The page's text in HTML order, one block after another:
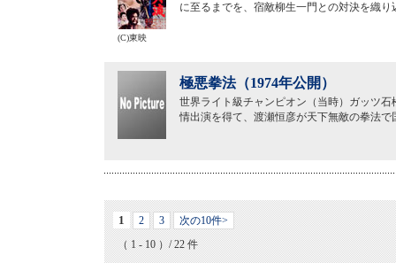
に至るまでを、宿敵柳生一門との対決を織
(C)東映
極悪拳法（1974年公開）
世界ライト級チャンピオン（当時）ガッツ
情出演を得て、渡瀬恒彦が天下無敵の拳法
1 2 3
次の10件>
（ 1 - 10 ）/ 22 件